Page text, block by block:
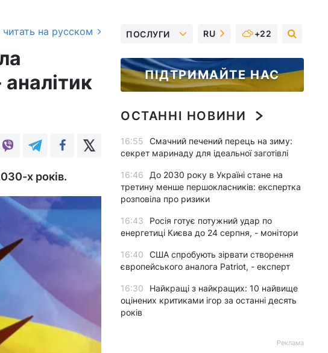
читать на русском
х років.
ПОСЛУГИ RU +22
ПІДТРИМАЙТЕ НАС
ОСТАННІ НОВИНИ
16:55
Смачний печений перець на зиму:
секрет маринаду для ідеальної заготівлі
16:46
До 2030 року в Україні стане на
третину менше першокласників: експертка
розповіла про ризики
16:43
Росія готує потужний удар по
енергетиці Києва до 24 серпня, - монітори
16:40
США спробують зірвати створення
європейського аналога Patriot, - експерт
16:30
Найкращі з найкращих: 10 найвище
оцінених критиками ігор за останні десять
років
Реклама